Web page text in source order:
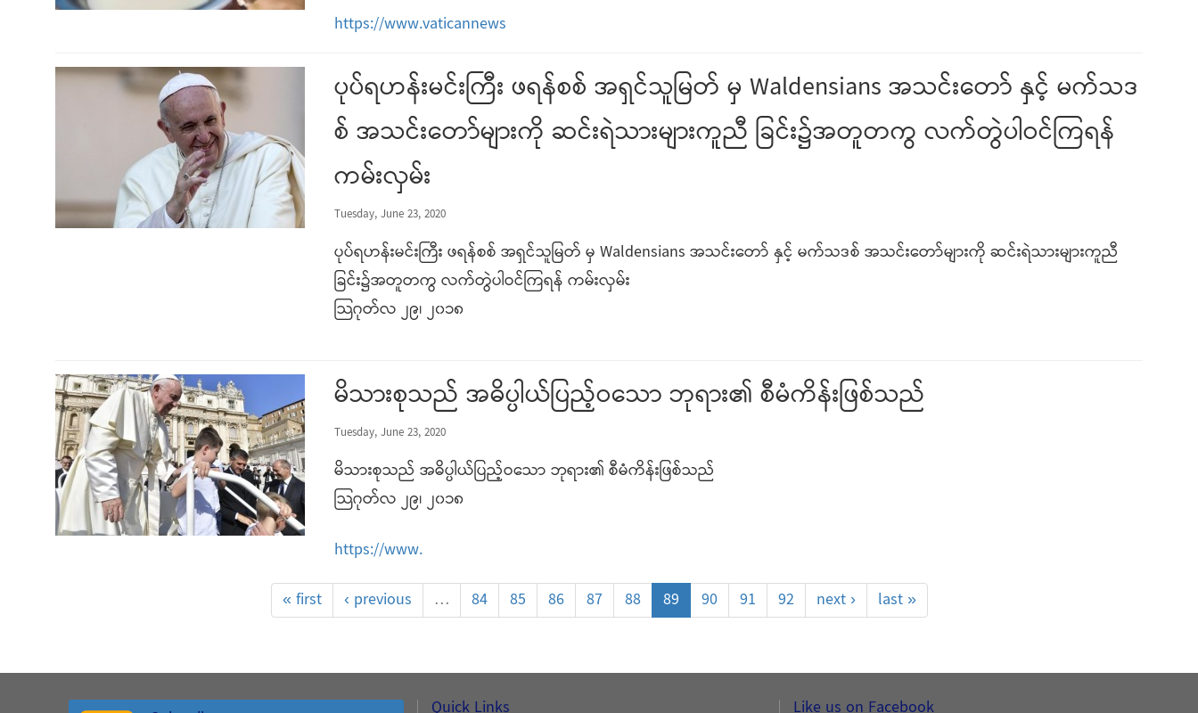
https://www.vaticannews
ပုပ်ရဟန်းမင်းကြီး ဖရန်စစ် အရှင်သူမြတ် မှ Waldensians အသင်းတော် နှင့် မက်သဒ
စ် အသင်းတော်များကို ဆင်းရဲသားများကူညီ ခြင်း၌အတူတကွ လက်တွဲပါဝင်ကြရန်
ကမ်းလှမ်း
Tuesday, June 23, 2020
ပုပ်ရဟန်းမင်းကြီး ဖရန်စစ် အရှင်သူမြတ် မှ Waldensians အသင်းတော် နှင့် မက်သဒစ် အသင်းတော်များကို ဆင်းရဲသားများကူညီ
ခြင်း၌အတူတကွ လက်တွဲပါဝင်ကြရန် ကမ်းလှမ်း
သြဂုတ်လ ၂၉၊ ၂၀၁၈
မိသားစုသည် အဓိပ္ပါယ်ပြည့်ဝသော ဘုရား၏ စီမံကိန်းဖြစ်သည်
Tuesday, June 23, 2020
မိသားစုသည် အဓိပ္ပါယ်ပြည့်ဝသော ဘုရား၏ စီမံကိန်းဖြစ်သည်
သြဂုတ်လ ၂၉၊ ၂၀၁၈
https://www.
« first
‹ previous … 84 85 86 87 88 89 90 91 92 next › last »